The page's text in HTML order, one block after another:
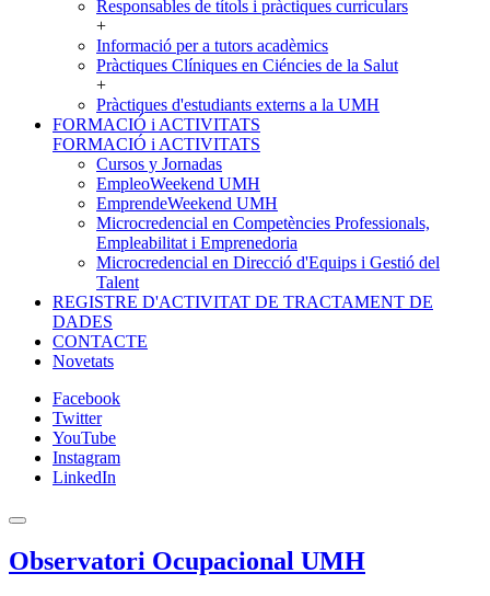
Responsables de títols i pràctiques curriculars
+
Informació per a tutors acadèmics
Pràctiques Clíniques en Ciéncies de la Salut
+
Pràctiques d'estudiants externs a la UMH
FORMACIÓ i ACTIVITATS
FORMACIÓ i ACTIVITATS
Cursos y Jornadas
EmpleoWeekend UMH
EmprendeWeekend UMH
Microcredencial en Competències Professionals,
Empleabilitat i Emprenedoria
Microcredencial en Direcció d'Equips i Gestió del
Talent
REGISTRE D'ACTIVITAT DE TRACTAMENT DE
DADES
CONTACTE
Novetats
Facebook
Twitter
YouTube
Instagram
LinkedIn
Observatori Ocupacional UMH